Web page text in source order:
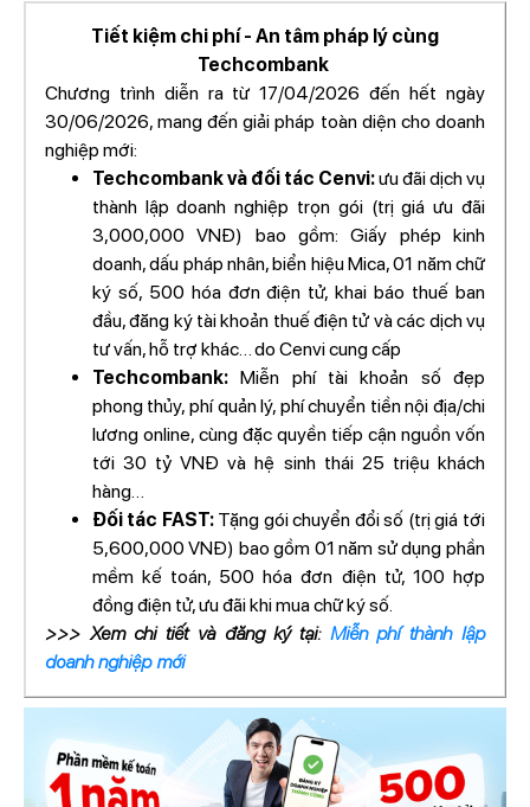
Tiết kiệm chi phí - An tâm pháp lý cùng
Techcombank
Chương trình diễn ra từ 17/04/2026 đến hết ngày
30/06/2026, mang đến giải pháp toàn diện cho doanh
nghiệp mới:
Techcombank và đối tác Cenvi:ưu đãi dịch vụ
thành lập doanh nghiệp trọn gói (trị giá ưu đãi
3,000,000 VNĐ) bao gồm: Giấy phép kinh
doanh, dấu pháp nhân, biển hiệu Mica, 01 năm chữ
ký số, 500 hóa đơn điện tử, khai báo thuế ban
đầu, đăng ký tài khoản thuế điện tử và các dịch vụ
tư vấn, hỗ trợ khác… do Cenvi cung cấp
Techcombank:Miễn phí tài khoản số đẹp
phong thủy, phí quản lý, phí chuyển tiền nội địa/chi
lương online, cùng đặc quyền tiếp cận nguồn vốn
tới 30 tỷ VNĐ và hệ sinh thái 25 triệu khách
hàng…
Đối tác FAST:Tặng gói chuyển đổi số (trị giá tới
5,600,000 VNĐ) bao gồm 01 năm sử dụng phần
mềm kế toán, 500 hóa đơn điện tử, 100 hợp
đồng điện tử, ưu đãi khi mua chữ ký số.
>>> Xem chi tiết và đăng ký tại: Miễn phí thành lập
doanh nghiệp mới